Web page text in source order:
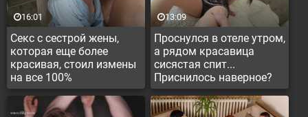
Секс с сестрой жены,
которая еще более
красивая, стоил измены
на все 100%
16:01
Проснулся в отеле утром,
а рядом красавица
сисястая спит...
Приснилось наверное?
13:09